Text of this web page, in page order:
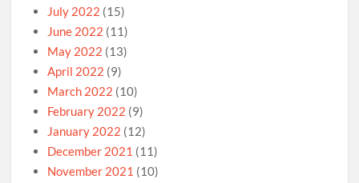
July 2022 (15)
June 2022 (11)
May 2022 (13)
April 2022 (9)
March 2022 (10)
February 2022 (9)
January 2022 (12)
December 2021 (11)
November 2021 (10)